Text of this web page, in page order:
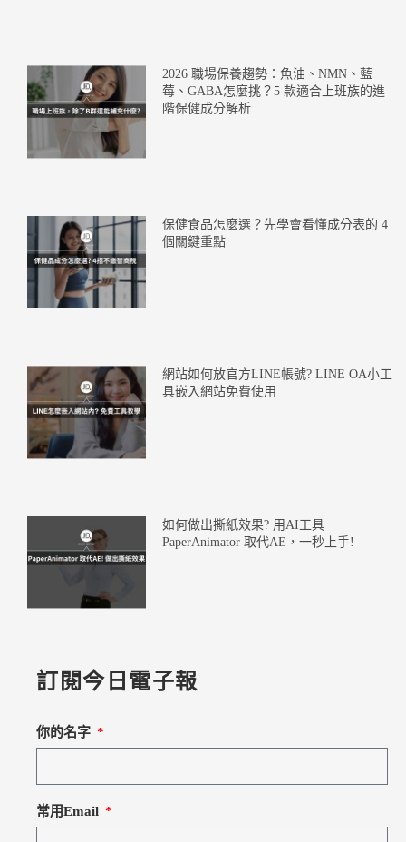
2026 職場保養趨勢：魚油、NMN、藍
莓、GABA怎麼挑？5 款適合上班族的進
階保健成分解析
保健食品怎麼選？先學會看懂成分表的 4
個關鍵重點
網站如何放官方LINE帳號? LINE OA小工
具嵌入網站免費使用
如何做出撕紙效果? 用AI工具
PaperAnimator 取代AE，一秒上手!
訂閱今日電子報
你的名字
常用Email